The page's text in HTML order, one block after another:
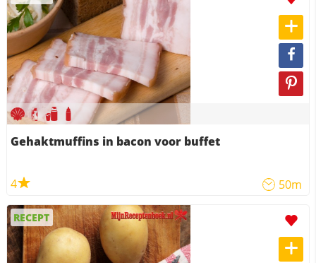
Gehaktmuffins in bacon voor buffet
4 50m
RECEPT